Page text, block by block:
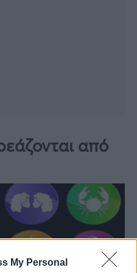
My Personal
από